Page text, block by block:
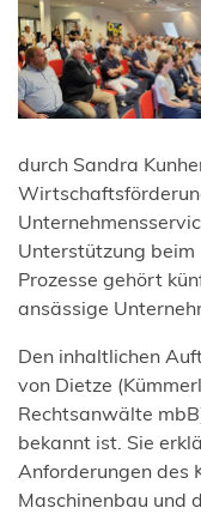
durch Sandra
Unterstützung
Prozesse gehört
ansässige
Den inhaltlichen
von Dietze
Rechtsanwälte
bekannt ist. Sie
Anforderungen des
Maschinenbau und